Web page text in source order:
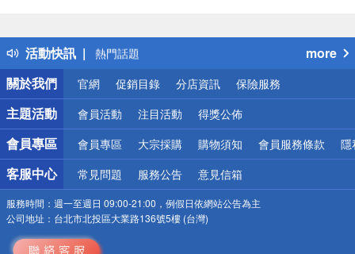
活動快訊
得獎公告
熱門話題
銀行優惠
偏遠地區配送
詐騙網頁！請小心！
more
關於我們
官網 促銷目錄 分店資訊 保險服務
主題活動 會員活動 注目活動 得獎公佈
會員專區 會員專區 大宗採購 購物須知 會員服務條款 隱
客服中心 常見問題 服務公告 意見信箱
服務時間： 週一至週日 09:00-21:00，例假日依網站公告為主
公司地址： 台北市北投區大業路136號5樓 (台灣)